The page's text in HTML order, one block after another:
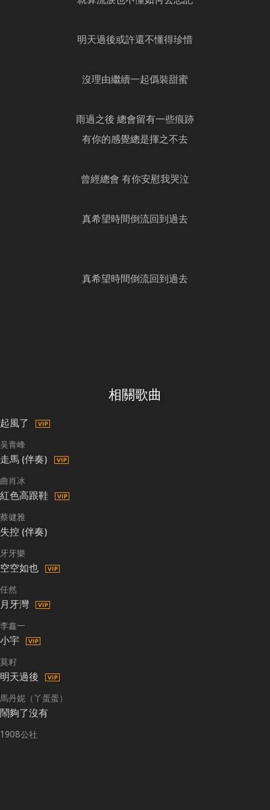
明天過後或許還不懂得珍惜
沒理由繼續一起僞裝甜蜜
雨過之後 總會留有一些痕跡
有你的感覺總是揮之不去
曾經總會 有你安慰我哭泣
真希望時間倒流回到過去
真希望時間倒流回到過去
相關歌曲
起風了
吴青峰
走馬 (伴奏)
曲肖冰
紅色高跟鞋
蔡健雅
失控 (伴奏)
牙牙樂
空空如也
任然
月牙灣
李鑫一
小宇
莫籽
明天過後
馬丹妮（丫蛋蛋）
鬧夠了沒有
1908公社